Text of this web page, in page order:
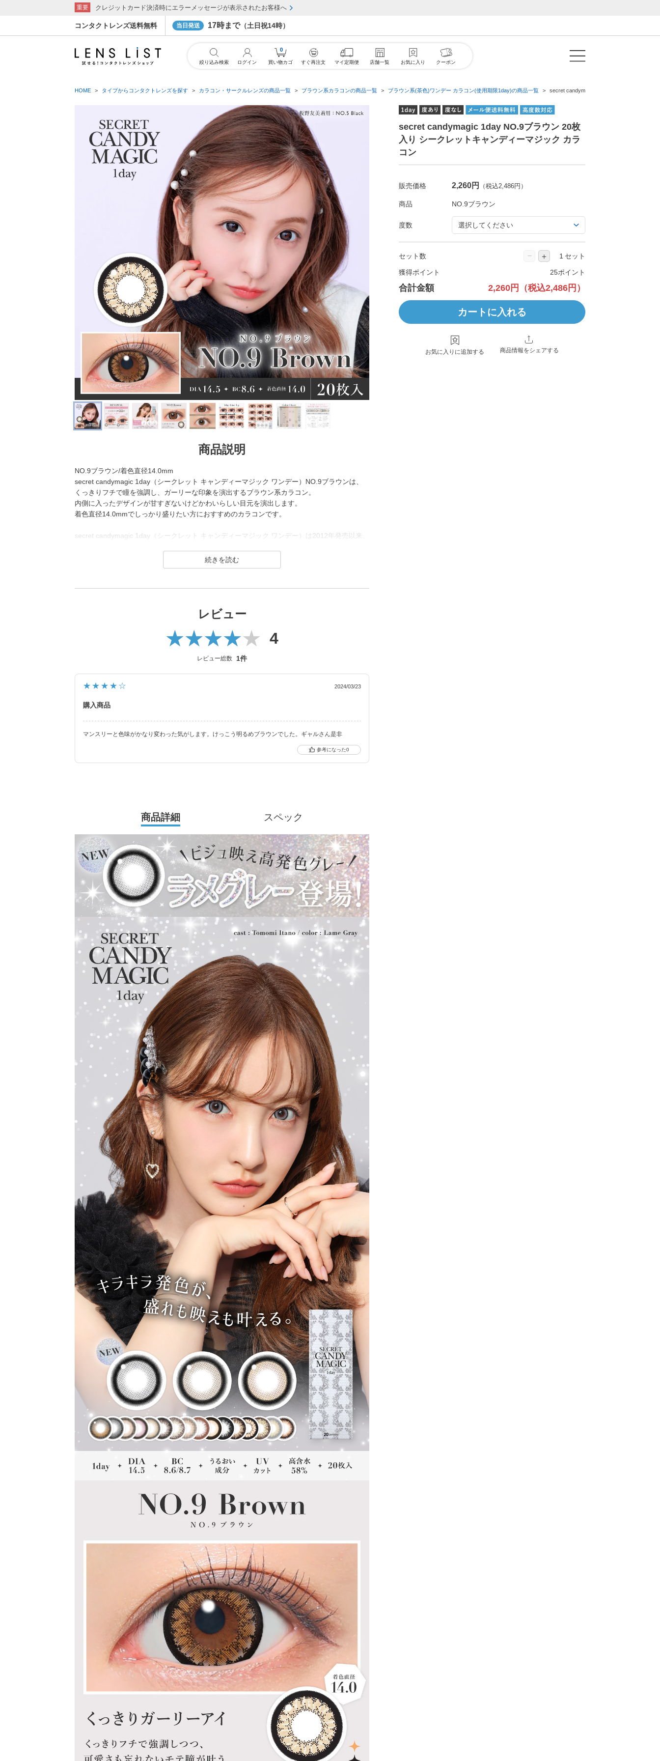
コンタクトレンズ送料無料 当日発送 17時まで（土日祝14時）
重要 クレジットカード決済時にエラーメッセージが表示されたお客様へ
HOME タイプからコンタクトレンズを探す カラコン・サークルレンズの商品一覧 ブラウン系カラコンの商品一覧 ブラウン系(茶色)ワンデー カラコン(使用期限1day)の商品一覧 secret candymagic 1day NO.9ブラウン 20
secret candymagic 1day NO.9ブラウン 20枚
入り シークレットキャンディーマジック カラ
コン
販売価格 2,260円 （税込2,486円）
商品
度数
セット数 − ＋ セット
獲得ポイント 25ポイント
合計金額 2,260円 （税込2,486円）
カートに入れる
お気に入りに追加する 商品情報をシェアする
商品説明
NO.9ブラウン/着色直径14.0mm
secret candymagic 1day（シークレット キャンディーマジック ワンデー）NO.9ブラウンは、
くっきりフチで瞳を強調し、ガーリーな印象を演出するブラウン系カラコン。
内側に入ったデザインが甘すぎないけどかわいらしい目元を演出します。
着色直径14.0mmでしっかり盛りたい方におすすめのカラコンです。
secret candymagic 1day（シークレット キャンディーマジック ワンデー）は2012年発売以来、
コン「キャンマジ5番」をはじめ、平成・令和のギャルカラコン、細フチ・太フチカラコン、水
2025年にはラメ入りカラコンが登場＆水光カラーは軸固定の回らない水光カラコンに進化し、
レンズスペックもUVカット機能・うるおい成分を追加＆高含水レンズにリニューアル！
さらに待望の乱視用カラコン secretcandymagic toric（シークレットキャンディーマジック ト
常に最旬の「盛れる」と「お客様のニーズ」をキャッチし、進化し続けるブランドです。
レビュー
4
レビュー総数 1件
★★★★☆ 2024/03/23
購入商品
マンスリーと色味がかなり変わった気がします。けっこう明るめブラウンでした。ギャルさん是非
0
商品詳細 スペック
絞り込み検索 ログイン
0
買い物カゴ すぐ再注文 マイ定期便 店舗一覧 お気に入り クーポン
クーポン詳細